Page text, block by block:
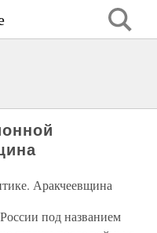
Аракчеевщина
под названием